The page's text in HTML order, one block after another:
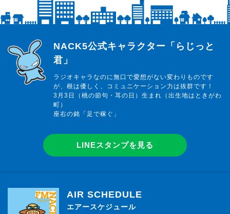
らじっと君
NACK5公式キャラクター「らじっと
君」
ラジオキャラなのに無口で愛想がない変わりものです
が、根は優しく、コミュニケーション力は抜群です！
3月3日（桃の節句・耳の日）生まれ（出生地はときがわ
町）
座右の銘「足で稼ぐ」
LINEスタンプを見る
AIR SCHEDULE
エアースケジュール